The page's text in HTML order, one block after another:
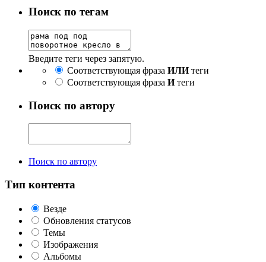
Поиск по тегам
Введите теги через запятую.
Соответствующая фраза ИЛИтеги
Соответствующая фраза Итеги
Поиск по автору
Поиск по автору
Тип контента
Везде
Обновления статусов
Темы
Изображения
Альбомы